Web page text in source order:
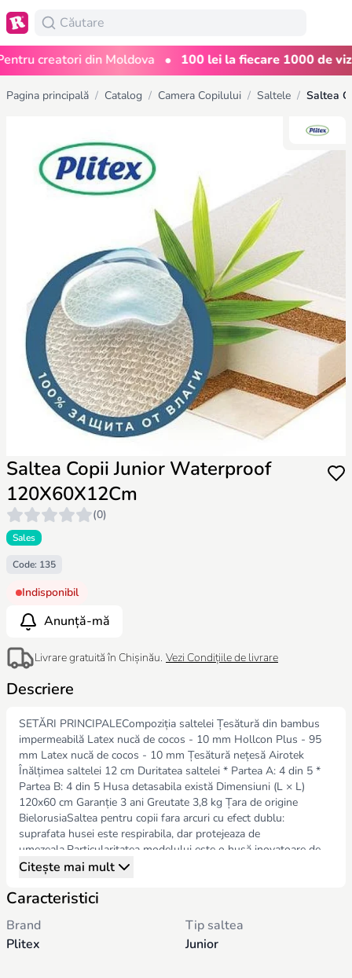
creatori din Moldova • 100 lei la fiecare 1000 de
Pagina principală / Catalog / Camera Copilului / Saltele /
Saltea Copii Junior Waterproof
120X60X12Cm
(0)
Sales
Code: 135
Indisponibil
Anunță-mă
Livrare gratuită în Chișinău. Vezi Condițiile de livrare
Descriere
SETĂRI PRINCIPALECompoziția saltelei Țesătură din bambus
impermeabilă Latex nucă de cocos - 10 mm Hollcon Plus - 95
mm Latex nucă de cocos - 10 mm Țesătură nețesă Airotek
Înălțimea saltelei 12 cm Duritatea saltelei * Partea A: 4 din 5 *
Partea B: 4 din 5 Husa detasabila există Dimensiuni (L × L)
120x60 cm Garanție 3 ani Greutate 3,8 kg Țara de origine
BielorusiaSaltea pentru copii fara arcuri cu efect dublu:
suprafata husei este respirabila, dar protejeaza de
umezeala.Particularitatea modelului este o husă inovatoare de
lux din material impermeabil. Stratul superior din tesatura de
a bebelusului. Membrana Ultrasoft respirabilă garantează
salteaua are pardoseala din nuca de cocos naturala, fixata cu
latex natural. Materialul oferă un suport de încredere pentru
Citește mai mult
Caracteristici
Brand
Plitex
Tip saltea
Junior